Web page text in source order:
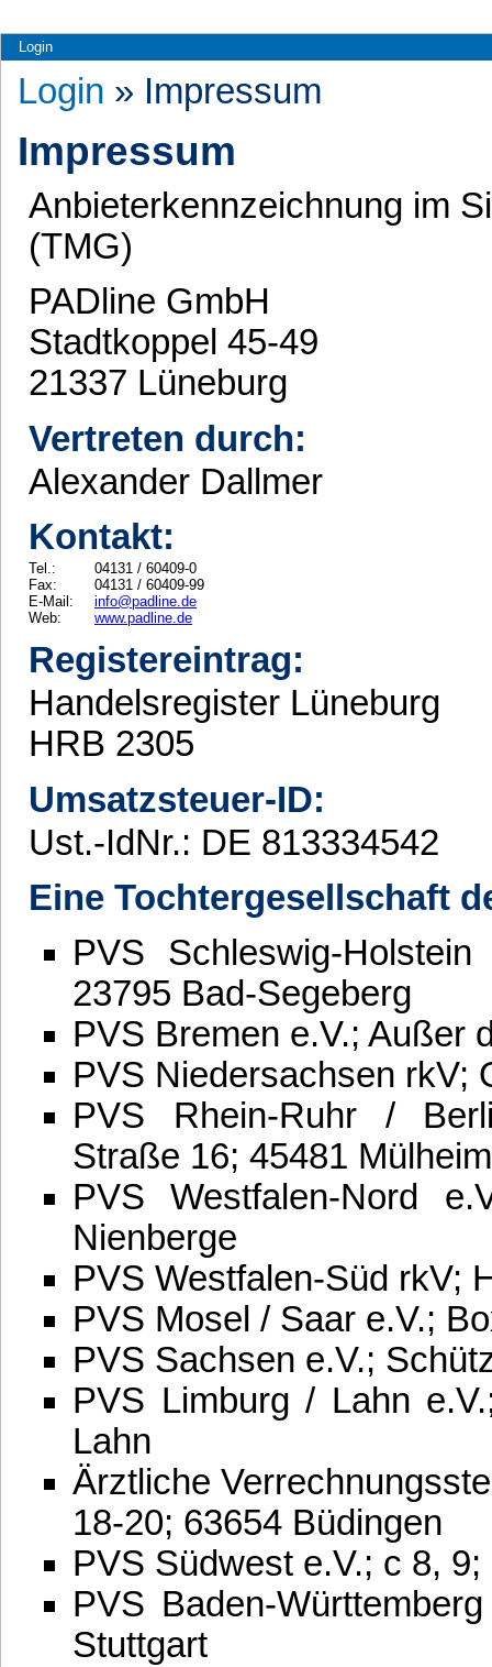
Login
Login » Impressum
Impressum
Anbieterkennzeichnung im
(TMG)
PADline GmbH
Stadtkoppel 45-49
21337 Lüneburg
Vertreten durch:
Alexander Dallmer
Kontakt:
Tel.:
04131 / 60409-0
Fax:
04131 / 60409-99
E-Mail:
info@padline.de
Web:
www.padline.de
Registereintrag:
Handelsregister Lüneburg
HRB 2305
Umsatzsteuer-ID:
Ust.-IdNr.: DE 813334542
Eine Tochtergesellschaft
PVS Schleswig-
23795 Bad-Segeberg
PVS Bremen e.V.; Außer
PVS Niedersachsen rkV;
PVS Rhein-Ruhr /
Straße 16; 45481
PVS Westfalen-Nord
Nienberge
PVS Westfalen-Süd rkV;
PVS Mosel / Saar e.V.;
PVS Sachsen e.V.;
PVS Limburg / Lahn
Lahn
Ärztliche
18-20; 63654 Büdingen
PVS Südwest e.V.; c 8,
PVS Baden-
Stuttgart